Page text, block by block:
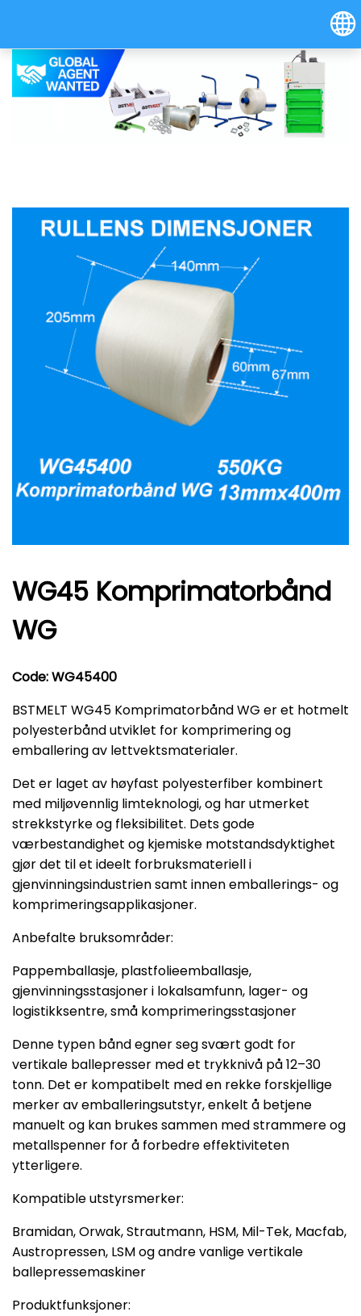
Österreich (Deutsch)
WG45 Komprimatorbånd
WG
Code: WG45400
BSTMELT WG45 Komprimatorbånd WG er et hotmelt
polyesterbånd utviklet for komprimering og
emballering av lettvektsmaterialer.
Det er laget av høyfast polyesterfiber kombinert
med miljøvennlig limteknologi, og har utmerket
strekkstyrke og fleksibilitet. Dets gode
værbestandighet og kjemiske motstandsdyktighet
gjør det til et ideelt forbruksmateriell i
gjenvinningsindustrien samt innen emballerings- og
komprimeringsapplikasjoner.
Anbefalte bruksområder:
Pappemballasje, plastfolieemballasje,
gjenvinningsstasjoner i lokalsamfunn, lager- og
logistikksentre, små komprimeringsstasjoner
Denne typen bånd egner seg svært godt for
vertikale ballepresser med et trykknivå på 12–30
tonn. Det er kompatibelt med en rekke forskjellige
merker av emballeringsutstyr, enkelt å betjene
manuelt og kan brukes sammen med strammere og
metallspenner for å forbedre effektiviteten
ytterligere.
Kompatible utstyrsmerker:
Bramidan, Orwak, Strautmann, HSM, Mil-Tek, Macfab,
Austropressen, LSM og andre vanlige vertikale
ballepressemaskiner
Produktfunksjoner: